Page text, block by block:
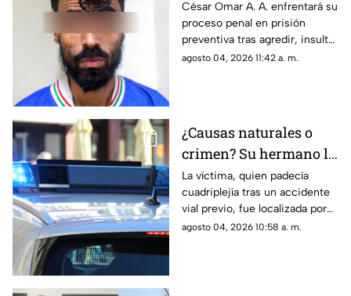
Chihuahua; la amenazó
por no despertarlo para
ir a trabajar
César Omar A. A. enfrentará su
proceso penal en prisión
preventiva tras agredir, insultar
y amenazar de muerte a su
agosto 04, 2026 11:42 a. m.
¿Causas naturales o
crimen? Su hermano la
encuentra MUERTA,
pero la postura de su
cuerpo desata
sospechas
La víctima, quien padecía
cuadriplejía tras un accidente
vial previo, fue localizada por
su hermano; las autoridades
agosto 04, 2026 10:58 a. m.